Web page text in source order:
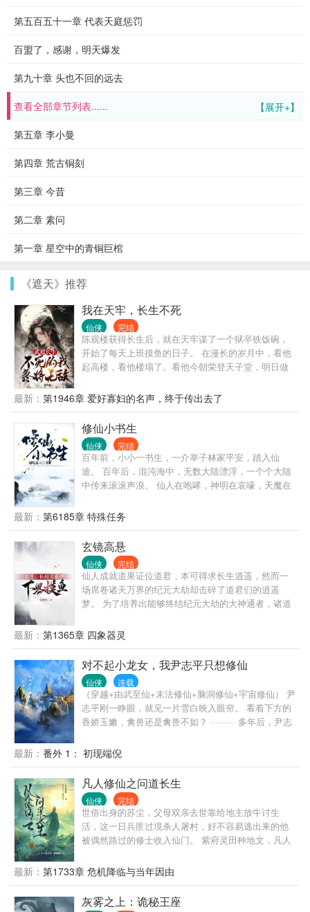
第五百五十一章 代表天庭惩罚
百盟了，感谢，明天爆发
第九十章 头也不回的远去
【展开+】
查看全部章节列表......
第五章 李小曼
第四章 荒古铜刻
第三章 今昔
第二章 素问
第一章 星空中的青铜巨棺
《遮天》推荐
我在天牢，长生不死
仙侠 完结
陈观楼获得长生后，就在天牢谋了一个狱卒铁饭碗，
开始了每天上班摸鱼的日子。 在漫长的岁月中，看他
起高楼，看他楼塌了。看他今朝荣登天子堂，明日做
贵，看他国破家亡。 变化的是岁月人生，不变的是长
生岁月。陈观楼熬死了宗师，熬死了大宗师，熬死了
一个个大佬，终究成为无敌的存在。
最新： 第1946章 爱好寡妇的名声，终于传出去了
修仙小书生
仙侠 完结
百年前，小小一书生，一介举子林家平安，踏入仙
途。 百年后，混沌海中，无数大陆漂浮，一个个大陆
中传来滚滚声浪。 仙人在咆哮，神明在哀嚎，天魔在
死！
最新： 第6185章 特殊任务
玄镜高悬
仙侠 完结
仙人成就道果证位道君，本可得求长生逍遥，然而一
场席卷诸天万界的纪元大劫却击碎了道君们的逍遥
梦。 为了培养出能够终结纪元大劫的大神通者，诸道
仙人种子的机构被称之为。 多年以后，面对大劫真
相，玄清子将会回想起，在仙选殿中为荆雨等人激发
命格的那个遥远的下午。 云玄策，命格：道友不如与
我对弈一局？ 李绛眉，命格：我的魅力无人能挡！ 叶
星云，命格：今日宜突破元婴，我去旁边的山洞捡几
粒化婴丹…… 陆英招，命格：我唯一剑，独斩道尊！
韩平，命格：命格普通？不装了，我摊牌了，我有
挂！ 荆雨看了看自己的命格，眉头一皱，退至众人身
最新： 第1365章 四象器灵
对不起小龙女，我尹志平只想修仙
仙侠 连载
（穿越+由武至仙+末法修仙+脑洞修仙+宇宙修仙） 尹
志平刚一睁眼，就见一片雪白映入眼帘。 看着下方的
香娇玉嫩，禽兽还是禽兽不如？ ········· 多年后，尹志
第一人，接任天下第一大教全真教掌教之位，坐看王
朝更迭，天下兴亡。为修仙长生，探索世界，踏入宇
宙星空，一飞冲天。
最新： 番外 1： 初现端倪
凡人修仙之问道长生
仙侠 完结
世俗出身的苏尘，父母双亲去世靠给地主放牛讨生
活，这一日兵匪过境杀人屠村，好不容易逃出来的他
被偶然路过的修士收入仙门。 紫府灵田种地文，凡人
最新： 第1733章 危机降临与当年因由
灰雾之上：诡秘王座